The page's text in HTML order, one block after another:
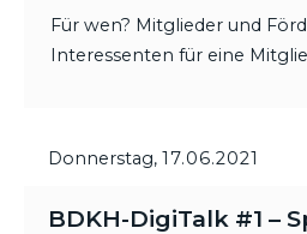
Für wen? Mitglieder und
Interessenten für eine
Donnerstag, 17.06.2021
BDKH-DigiTalk #1 –